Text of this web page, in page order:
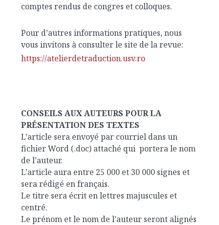
comptes rendus de congres et colloques.
Pour d’autres informations pratiques, nous
vous invitons à consulter le site de la revue:
https://atelierdetraduction.usv.ro
CONSEILS AUX AUTEURS POUR LA
PRÉSENTATION DES TEXTES
L’article sera envoyé par courriel dans un
fichier Word (.doc) attaché qui portera le nom
de l’auteur.
L’article aura entre 25 000 et 30 000 signes et
sera rédigé en français.
Le titre sera écrit en lettres majuscules et
centré.
Le prénom et le nom de l’auteur seront alignés